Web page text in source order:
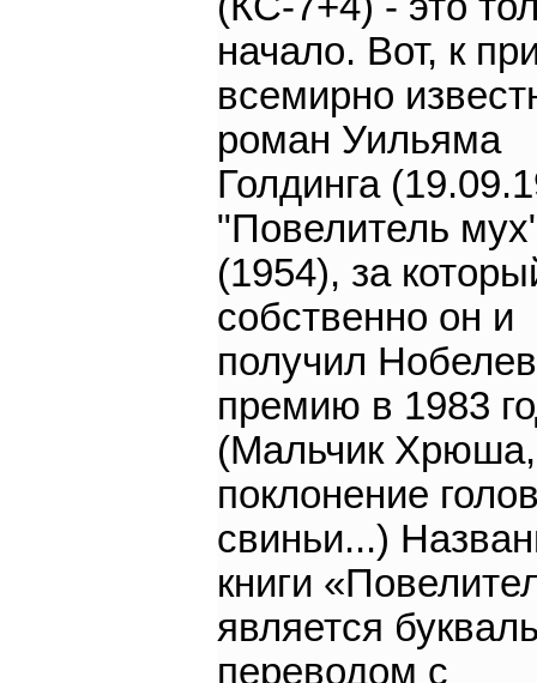
начало. Вот, к
всемирно
роман Уильяма
Голдинга
"Повелитель
(1954), за
собственно он и
получил
премию в 1983
(Мальчик Хрюша,
поклонение
свиньи...)
книги
является
переводом с